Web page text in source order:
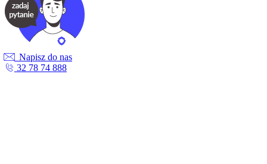
Napisz do nas
32 78 74 888